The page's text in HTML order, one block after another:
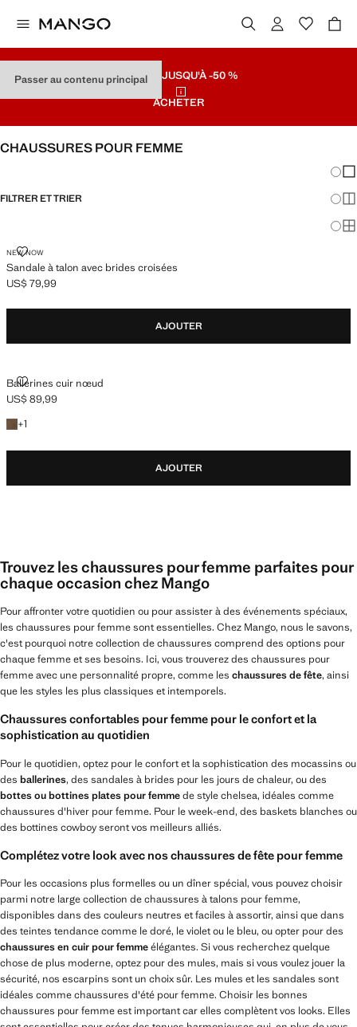
Passer au contenu principal
SOLDES JUSQU'À -50 %
ACHETER
CHAUSSURES POUR FEMME
FILTRER ET TRIER
NEW NOW
Sandale à talon avec brides croisées
SANDALE À TALON AVEC BRIDES CROISÉES
Prix actuel [US$ 79,99 ]
US$ 79,99
AJOUTER
Ballerines cuir nœud
BALLERINES CUIR NŒUD
Prix actuel [US$ 89,99 ]
US$ 89,99
+1
+1 couleur
AJOUTER
Trouvez les chaussures pour femme parfaites pour
chaque occasion chez Mango
Pour affronter votre quotidien ou pour assister à des événements spéciaux,
les chaussures pour femme sont essentielles. Chez Mango, nous le savons,
c'est pourquoi notre collection de chaussures comprend des options pour
chaque femme et ses besoins. Ici, vous trouverez des chaussures pour
femme avec une personnalité propre, comme les chaussures de fête, ainsi
que les styles les plus classiques et intemporels.
Chaussures confortables pour femme pour le confort et la
sophistication au quotidien
Pour le quotidien, optez pour le confort et la sophistication des mocassins ou
des ballerines, des sandales à brides pour les jours de chaleur, ou des
bottes ou bottines plates pour femmede style chelsea, idéales comme
chaussures d'hiver pour femme. Pour le week-end, des baskets blanches ou
des bottines cowboy seront vos meilleurs alliés.
Complétez votre look avec nos chaussures de fête pour femme
Pour les occasions plus formelles ou un dîner spécial, vous pouvez choisir
parmi notre large collection de chaussures à talons pour femme,
disponibles dans des couleurs neutres et faciles à assortir, ainsi que dans
des teintes tendance comme le doré, le violet ou le bleu, ou opter pour des
chaussures en cuir pour femmeélégantes. Si vous recherchez quelque
chose de plus moderne, optez pour des mules, mais si vous voulez jouer la
sécurité, nos escarpins sont un choix sûr. Les mules et les sandales sont
idéales comme chaussures d'été pour femme. Choisir les bonnes
chaussures pour femme est important car elles complètent vos looks. Elles